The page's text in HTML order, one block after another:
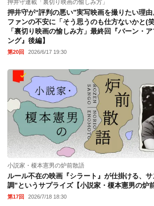
押井守連載「裏切り映画の愉しみ方」
押井守が“評判の悪い”実写映画を撮りたい理由
ファンの不安に「そう思うのも仕方ないかと(
「裏切り映画の愉しみ方」最終回『バーン・
ング』後編】
第20回 2026/6/17 19:30
小説家・榎本憲男の炉前散語
ルール不在の映画『シラート』が仕掛ける、
調”というサプライズ【小説家・榎本憲男の炉
第17回 2026/7/18 18:30